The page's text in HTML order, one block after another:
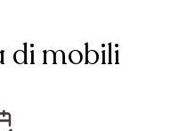
di mobili